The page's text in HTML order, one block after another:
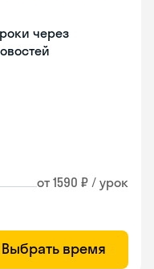
через
от 1590 ₽ / урок
Выбрать время